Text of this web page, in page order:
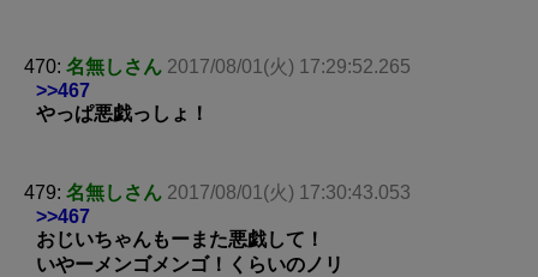
470: 名無しさん 2017/08/01(火) 17:29:52.265
>>467
やっぱ悪戯っしょ！
479: 名無しさん 2017/08/01(火) 17:30:43.053
>>467
おじいちゃんもーまた悪戯して！
いやーメンゴメンゴ！くらいのノリ